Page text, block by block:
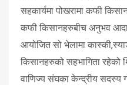
सहकार्यमा पोखरामा कफी
कफी किसानहरुबीच अनुभव
आयोजित सो भेलामा
किसानहरुको सहभागिता रहेको
वाणिज्य संघका केन्द्रीय सदस्य